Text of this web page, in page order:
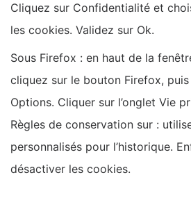
Cliquez sur Confidentialité et
les cookies. Validez sur Ok.
Sous Firefox : en haut de la
cliquez sur le bouton Firefox, puis
Options. Cliquer sur l’onglet Vie
Règles de conservation sur :
personnalisés pour l’historique.
désactiver les cookies.